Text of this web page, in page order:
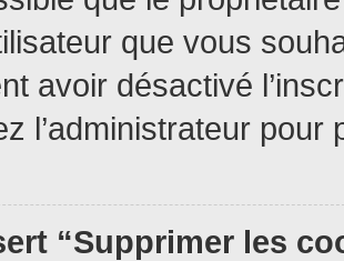
que vous
avoir désactivé
l’administrateur
“Supprimer les